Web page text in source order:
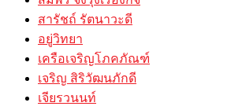
สารัชถ์ รัตนาวะดี
อยู่วิทยา
เครือเจริญโภคภัณฑ์
เจริญ สิริวัฒนภักดี
เจียรวนนท์